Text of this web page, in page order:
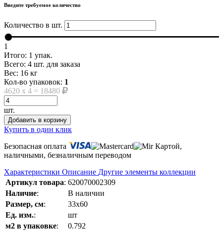
Введите требуемое количество
Количество в шт.
1
Итого: 1 упак.
Всего: 4 шт. для заказа
Вес: 16 кг
Кол-во упаковок: 1
4620 x 4 = 18480
шт.
Добавить в корзину
Купить в один клик
Безопасная оплата
Картой,
наличными, безналичным переводом
Характеристики Описание Другие элементы коллекции
Артикул товара: 620070002309
Наличие:
В наличии
Размер, см:
33x60
Ед. изм.:
шт
м2 в упаковке:
0.792